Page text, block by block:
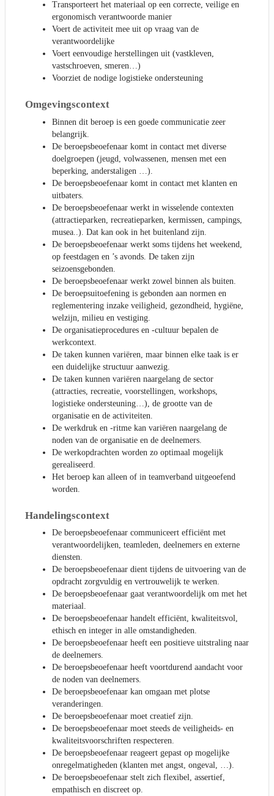
Transporteert het materiaal op een correcte, veilige en
ergonomisch verantwoorde manier
Voert de activiteit mee uit op vraag van de
verantwoordelijke
Voert eenvoudige herstellingen uit (vastkleven,
vastschroeven, smeren…)
Voorziet de nodige logistieke ondersteuning
Omgevingscontext
Binnen dit beroep is een goede communicatie zeer
belangrijk.
De beroepsbeoefenaar komt in contact met diverse
doelgroepen (jeugd, volwassenen, mensen met een
beperking, anderstaligen …).
De beroepsbeoefenaar komt in contact met klanten en
uitbaters.
De beroepsbeoefenaar werkt in wisselende contexten
(attractieparken, recreatieparken, kermissen, campings,
musea..). Dat kan ook in het buitenland zijn.
De beroepsbeoefenaar werkt soms tijdens het weekend,
op feestdagen en ’s avonds. De taken zijn
seizoensgebonden.
De beroepsbeoefenaar werkt zowel binnen als buiten.
De beroepsuitoefening is gebonden aan normen en
reglementering inzake veiligheid, gezondheid, hygiëne,
welzijn, milieu en vestiging.
De organisatieprocedures en -cultuur bepalen de
werkcontext.
De taken kunnen variëren, maar binnen elke taak is er
een duidelijke structuur aanwezig.
De taken kunnen variëren naargelang de sector
(attracties, recreatie, voorstellingen, workshops,
logistieke ondersteuning…), de grootte van de
organisatie en de activiteiten.
De werkdruk en -ritme kan variëren naargelang de
noden van de organisatie en de deelnemers.
De werkopdrachten worden zo optimaal mogelijk
gerealiseerd.
Het beroep kan alleen of in teamverband uitgeoefend
worden.
Handelingscontext
De beroepsbeoefenaar communiceert efficiënt met
verantwoordelijken, teamleden, deelnemers en externe
diensten.
De beroepsbeoefenaar dient tijdens de uitvoering van de
opdracht zorgvuldig en vertrouwelijk te werken.
De beroepsbeoefenaar gaat verantwoordelijk om met het
materiaal.
De beroepsbeoefenaar handelt efficiënt, kwaliteitsvol,
ethisch en integer in alle omstandigheden.
De beroepsbeoefenaar heeft een positieve uitstraling naar
de deelnemers.
De beroepsbeoefenaar heeft voortdurend aandacht voor
de noden van deelnemers.
De beroepsbeoefenaar kan omgaan met plotse
veranderingen.
De beroepsbeoefenaar moet creatief zijn.
De beroepsbeoefenaar moet steeds de veiligheids- en
kwaliteitsvoorschriften respecteren.
De beroepsbeoefenaar reageert gepast op mogelijke
onregelmatigheden (klanten met angst, ongeval, …).
De beroepsbeoefenaar stelt zich flexibel, assertief,
empathisch en discreet op.